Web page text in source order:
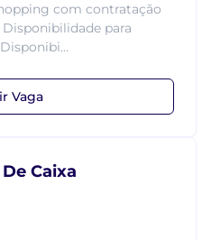
com contratação
para
Vaga
Caixa